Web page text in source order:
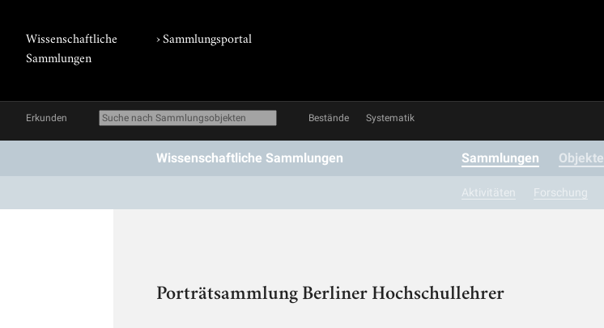
Wissenschaftliche
Sammlungen
›Sammlungsportal
Erkunden Bestände Systematik
Wissenschaftliche Sammlungen Sammlungen Objekte
Aktivitäten Forschung
Porträtsammlung Berliner Hochschullehrer